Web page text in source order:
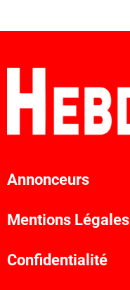
Annonceurs
Mentions Légales
Confidentialité